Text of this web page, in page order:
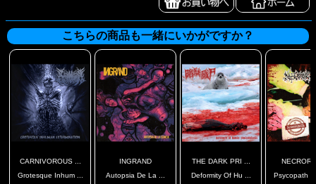
こちらの商品も一緒にいかがですか？
CARNIVOROUS ...
Grotesque Inhum ...
INGRAND
Autopsia De La ...
THE DARK PRI ...
Deformity Of Hu ...
Psycopath